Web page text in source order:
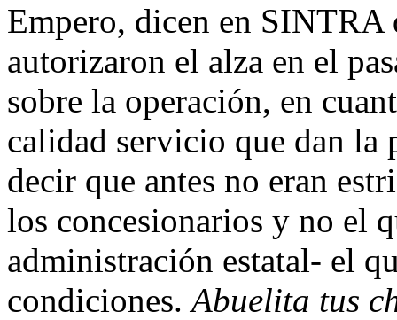
Empero, dicen en SINTRA
autorizaron el alza en el
sobre la operación, en
calidad servicio que dan la
decir que antes no eran
los concesionarios y no el
administración estatal- el
condiciones.Abuelita tus